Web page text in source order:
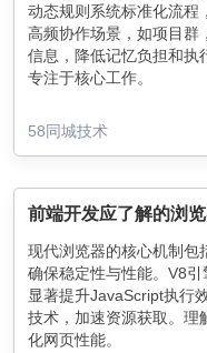
动态规则系统标准化流程
高频协作场景，如项目群
信息，降低记忆负担和执
专注于核心工作。
58同城技术
前端开发应了解的浏
现代浏览器的核心机制包
确保稳定性与性能。V8
显著提升JavaScript执行
技术，加速资源获取。理
化网页性能。